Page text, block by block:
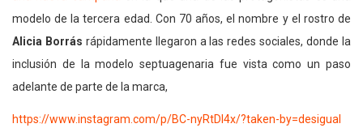
modelo de la tercera edad. Con 70 años, el nombre y el rostro de
Alicia Borrás rápidamente llegaron a las redes sociales, donde la
inclusión de la modelo septuagenaria fue vista como un paso
adelante de parte de la marca,
https://www.instagram.com/p/BC-nyRtDl4x/?taken-by=desigual